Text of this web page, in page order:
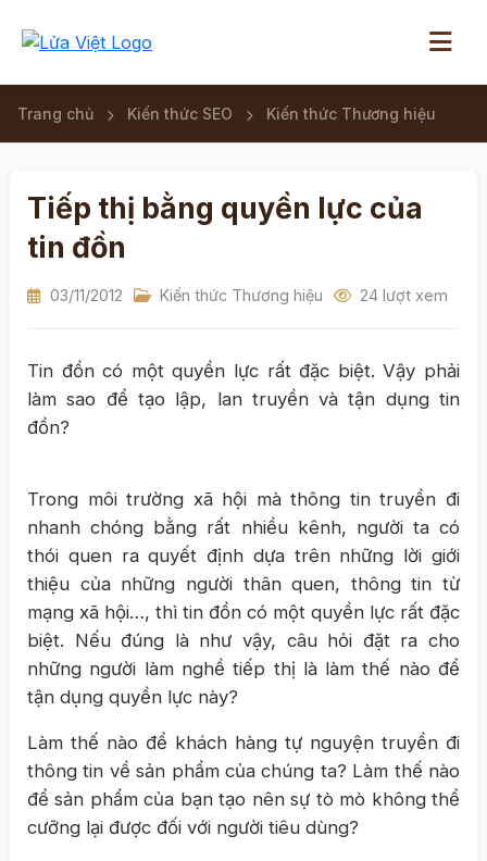
Trang chủ Kiến thức SEO Kiến thức Thương hiệu
Tiếp thị bằng quyền lực của
tin đồn
03/11/2012 Kiến thức Thương hiệu 24 lượt xem
Tin đồn có một quyền lực rất đặc biệt. Vậy phải
làm sao để tạo lập, lan truyền và tận dụng tin
đồn?
Trong môi trường xã hội mà thông tin truyền đi
nhanh chóng bằng rất nhiều kênh, người ta có
thói quen ra quyết định dựa trên những lời giới
thiệu của những người thân quen, thông tin từ
mạng xã hội…, thì tin đồn có một quyền lực rất đặc
biệt. Nếu đúng là như vậy, câu hỏi đặt ra cho
những người làm nghề tiếp thị là làm thế nào để
tận dụng quyền lực này?
Làm thế nào để khách hàng tự nguyện truyền đi
thông tin về sản phẩm của chúng ta? Làm thế nào
để sản phẩm của bạn tạo nên sự tò mò không thể
cưỡng lại được đối với người tiêu dùng?